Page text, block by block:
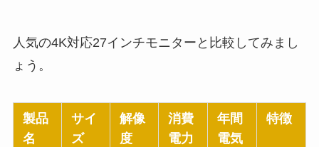
人気の4K対応27インチモニターと比較してみまし
ょう。
製品
名
サイ
ズ
解像
度
消費
電力
年間
電気
特徴